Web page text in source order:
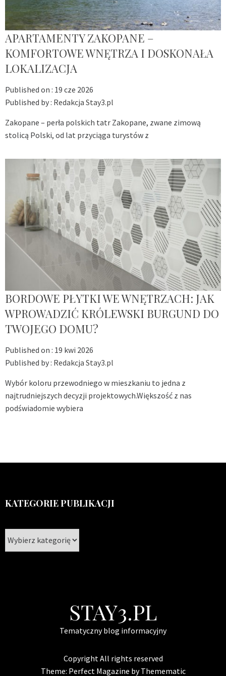
APARTAMENTY ZAKOPANE –
KOMFORTOWE WNĘTRZA I DOSKONAŁA
LOKALIZACJA
Published on : 19 cze 2026
Published by : Redakcja Stay3.pl
Zakopane – perła polskich tatr Zakopane, zwane zimową
stolicą Polski, od lat przyciąga turystów z
BORDOWE PŁYTKI WE WNĘTRZACH: JAK
WPROWADZIĆ KRÓLEWSKI BURGUND DO
TWOJEGO DOMU?
Published on : 19 kwi 2026
Published by : Redakcja Stay3.pl
Wybór koloru przewodniego w mieszkaniu to jedna z
najtrudniejszych decyzji projektowych.Większość z nas
podświadomie wybiera
KATEGORIE PUBLIKACJI
publikacji
STAY3.PL
Tematyczny blog informacyjny
Copyright All rights reserved
Theme: Perfect Magazine byThemematic